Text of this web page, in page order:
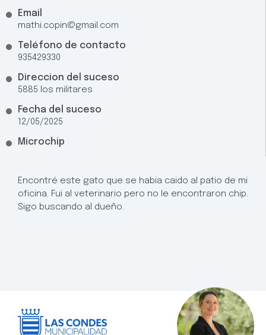
Email
mathi.copin@gmail.com
Teléfono de contacto
935429330
Direccion del suceso
5885 los militares
Fecha del suceso
12/05/2025
Microchip
Encontré este gato que se habia caido al patio de mi
oficina. Fui al veterinario pero no le encontraron chip.
Sigo buscando al dueño.